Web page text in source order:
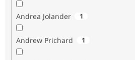
Andrea Jolander 1
Andrew Prichard 1